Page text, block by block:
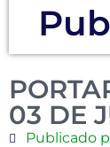
03 DE
Publicado